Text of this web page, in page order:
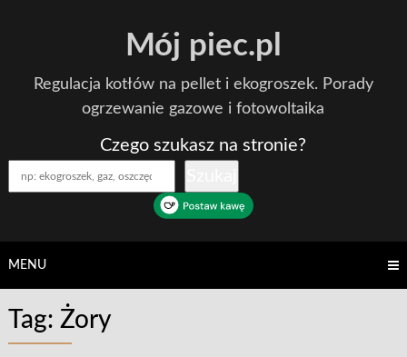
Mój piec.pl
Regulacja kotłów na pellet i ekogroszek. Porady
ogrzewanie gazowe i fotowoltaika
Czego szukasz na stronie?
MENU
Tag: Żory